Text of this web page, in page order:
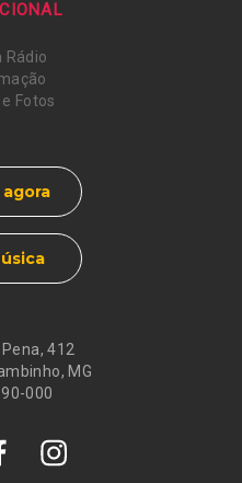
412
MG
000
Rádio
Fotos